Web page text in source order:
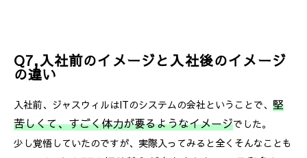
Q7,入社前のイメージと入社後のイメージ
の違い
入社前、ジャスウィルはITのシステムの会社ということで、 堅
苦しくて、すごく体力が要るようなイメージでした。
少し覚悟していたのですが、実際入ってみると全くそんなことも